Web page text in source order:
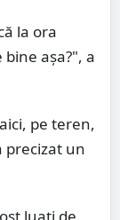
la ora
așa?", a
pe teren,
precizat un
luați de